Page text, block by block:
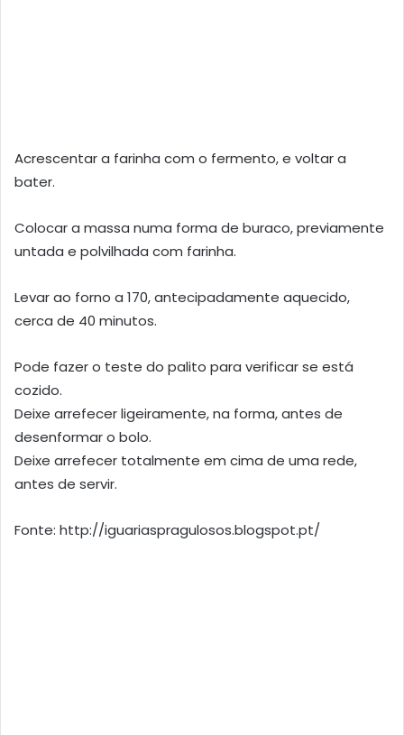
Acrescentar a farinha com o fermento, e voltar a
bater.
Colocar a massa numa forma de buraco, previamente
untada e polvilhada com farinha.
Levar ao forno a 170, antecipadamente aquecido,
cerca de 40 minutos.
Pode fazer o teste do palito para verificar se está
cozido.
Deixe arrefecer ligeiramente, na forma, antes de
desenformar o bolo.
Deixe arrefecer totalmente em cima de uma rede,
antes de servir.
Fonte: http://iguariaspragulosos.blogspot.pt/